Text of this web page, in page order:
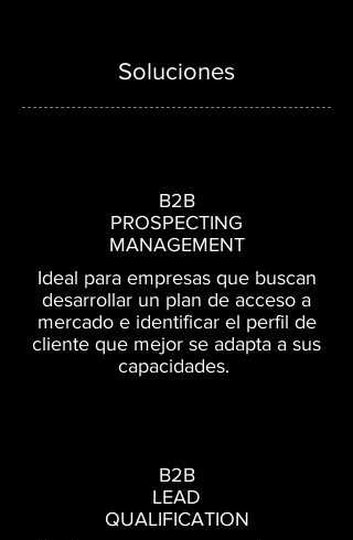
Soluciones
B2B
PROSPECTING
MANAGEMENT
Ideal para empresas que buscan
desarrollar un plan de acceso a
mercado e identificar el perfil de
cliente que mejor se adapta a sus
capacidades.
B2B
LEAD
QUALIFICATION